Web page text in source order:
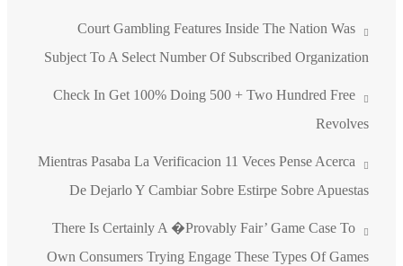
Court Gambling Features Inside The Nation Was
Subject To A Select Number Of Subscribed Organization
Check In Get 100% Doing 500 + Two Hundred Free
Revolves
Mientras Pasaba La Verificacion 11 Veces Pense Acerca
De Dejarlo Y Cambiar Sobre Estirpe Sobre Apuestas
There Is Certainly A �Provably Fair’ Game Case To
Own Consumers Trying Engage These Types Of Games